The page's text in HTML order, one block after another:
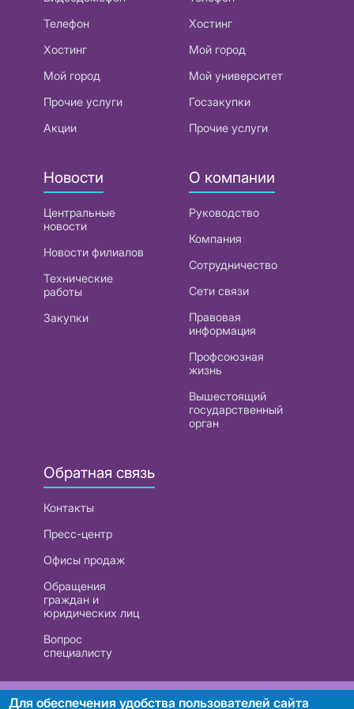
Телефон
Хостинг
Мой город
Прочие услуги
Акции
Хостинг
Мой город
Мой университет
Госзакупки
Прочие услуги
Новости
Центральные
новости
Новости филиалов
Технические
работы
Закупки
О компании
Руководство
Компания
Сотрудничество
Сети связи
Правовая
информация
Профсоюзная
жизнь
Вышестоящий
государственный
орган
Обратная связь
Контакты
Пресс-центр
Офисы продаж
Обращения
граждан и
юридических лиц
Вопрос
специалисту
РУП «Белтелеком». УНП 101007741
Для обеспечения удобства пользователей сайта